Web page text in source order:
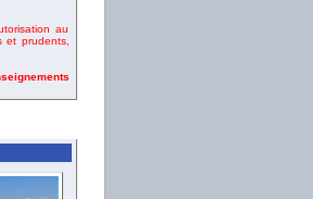
au
et prudents,